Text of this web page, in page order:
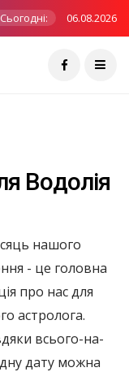
Сьогодні: 06.08.2026
Водолія
нашого
- це головна
про нас для
астролога.
всього-на-
дату можна